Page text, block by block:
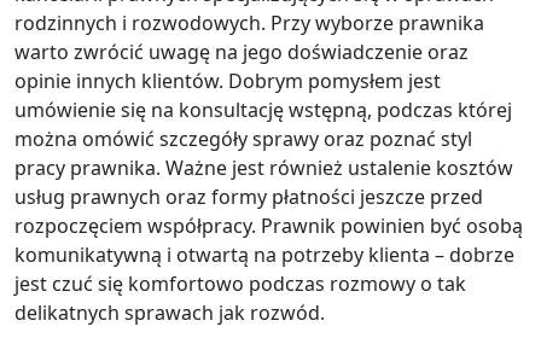
rodzinnych i rozwodowych. Przy wyborze prawnika
warto zwrócić uwagę na jego doświadczenie oraz
opinie innych klientów. Dobrym pomysłem jest
umówienie się na konsultację wstępną, podczas której
można omówić szczegóły sprawy oraz poznać styl
pracy prawnika. Ważne jest również ustalenie kosztów
usług prawnych oraz formy płatności jeszcze przed
rozpoczęciem współpracy. Prawnik powinien być osobą
komunikatywną i otwartą na potrzeby klienta – dobrze
jest czuć się komfortowo podczas rozmowy o tak
delikatnych sprawach jak rozwód.